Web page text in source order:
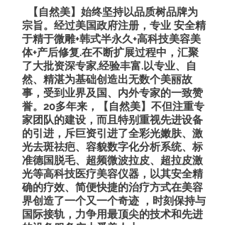
【自然美】始终坚持以品质树品牌为
宗旨。经过美国政府注册，专业 安全精
于精于微雕+韩式半永久+高科技美容美
体+产后修复.在不断扩展过程中，汇聚
了大批资深专家,经验丰富.以专业、自
然、精湛为基础创造出无数个美丽故
事，受到业界及国、内外专家的一致赞
誉。20多年来，【自然美】不但注重专
家团队的建设，而且特别重视先进设备
的引进，斥巨资引进了全彩光嫩肤、激
光去斑祛疤、容貌数字化分析系统、标
准德国脱毛、超频微波拉皮、超拉皮激
光等高科技医疗美容仪器，以其安全精
确的疗效、简便快捷的治疗方式在美容
界创造了一个又一个奇迹 ，时刻保持与
国际接轨，力争用最顶尖的技术和先进